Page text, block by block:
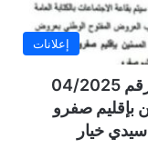
إعلانات
إعلان عن طلب عروض مفتوح وطني رقم 04/2025
بإقليم صفرو
سيدي خيار